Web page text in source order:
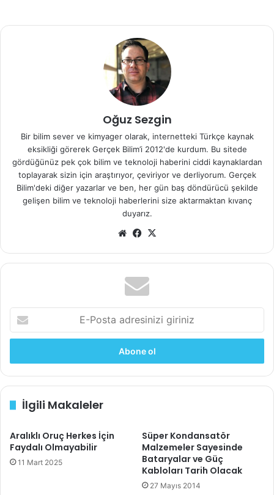
alüminyum-hava pilleri inanılmaz bir menzil yaratarak eski
pillere fark atıyor. Ayrıca piller bitince alüminyum geri
Phinergy ‘ye göre sadece 50 alüminyum plakalık bir
alüminyum-hava pili aracı 32 km götürebiliyor. Bu
bataryaya lityum hava konfigürasyonu da eklenince,
elektrik arabaların menzili 1600 km’ye kadar çıkabiliyor.
Ayrıca bu geliştirme sayesinde geleceğin hibrit araçlarının
da menzili arttırılabilir.
Her şeye rağmen, alüminyum plaka anotlarında enerji
yoğunluğu 8 kWh/kg, olduğundan çok da yüksek
Gizmag
alüminyum-hava pili
ELEKTRİKLİ ARABA elektrikli menzil
yeni
Oğuz Sezgin
Bir bilim sever ve kimyager olarak, internetteki Türkçe kaynak
eksikliği görerek Gerçek Bilim’i 2012'de kurdum. Bu sitede
gördüğünüz pek çok bilim ve teknoloji haberini ciddi kaynaklardan
toplayarak sizin için araştırıyor, çeviriyor ve derliyorum. Gerçek
Bilim'deki diğer yazarlar ve ben, her gün baş döndürücü şekilde
gelişen bilim ve teknoloji haberlerini size aktarmaktan kıvanç
duyarız.
We
sit
esi
Fa
bo
ok
P
s
t
a
e
i
İlgili Makaleler
Aralıklı Oruç Herkes İçin
Faydalı Olmayabilir
11 Mart 2025
Süper Kondansatör
Malzemeler Sayesinde
Bataryalar ve Güç
Kabloları Tarih Olacak
27 Mayıs 2014